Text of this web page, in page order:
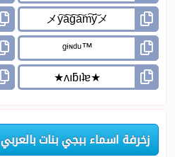
زخرفة اسماء ببجي بنات بالعربي